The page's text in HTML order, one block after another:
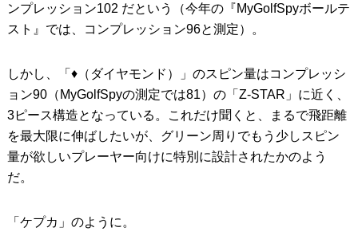
ンプレッション102 だという（今年の『MyGolfSpyボールテ
スト』では、コンプレッション96と測定）。
しかし、「♦︎（ダイヤモンド）」のスピン量はコンプレッシ
ョン90（MyGolfSpyの測定では81）の「Z-STAR」に近く、
3ピース構造となっている。これだけ聞くと、まるで飛距離
を最大限に伸ばしたいが、グリーン周りでもう少しスピン
量が欲しいプレーヤー向けに特別に設計されたかのよう
だ。
「ケプカ」のように。